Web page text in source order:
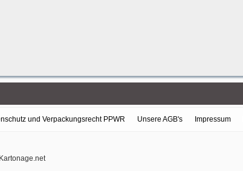
und Verpackungsrecht PPWR Unsere AGB's Impressum